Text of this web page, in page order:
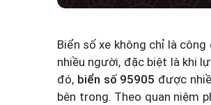
Biển số xe không chỉ là
nhiều người, đặc biệt là khi
đó, biển số 95905 được
bên trong. Theo quan niệm